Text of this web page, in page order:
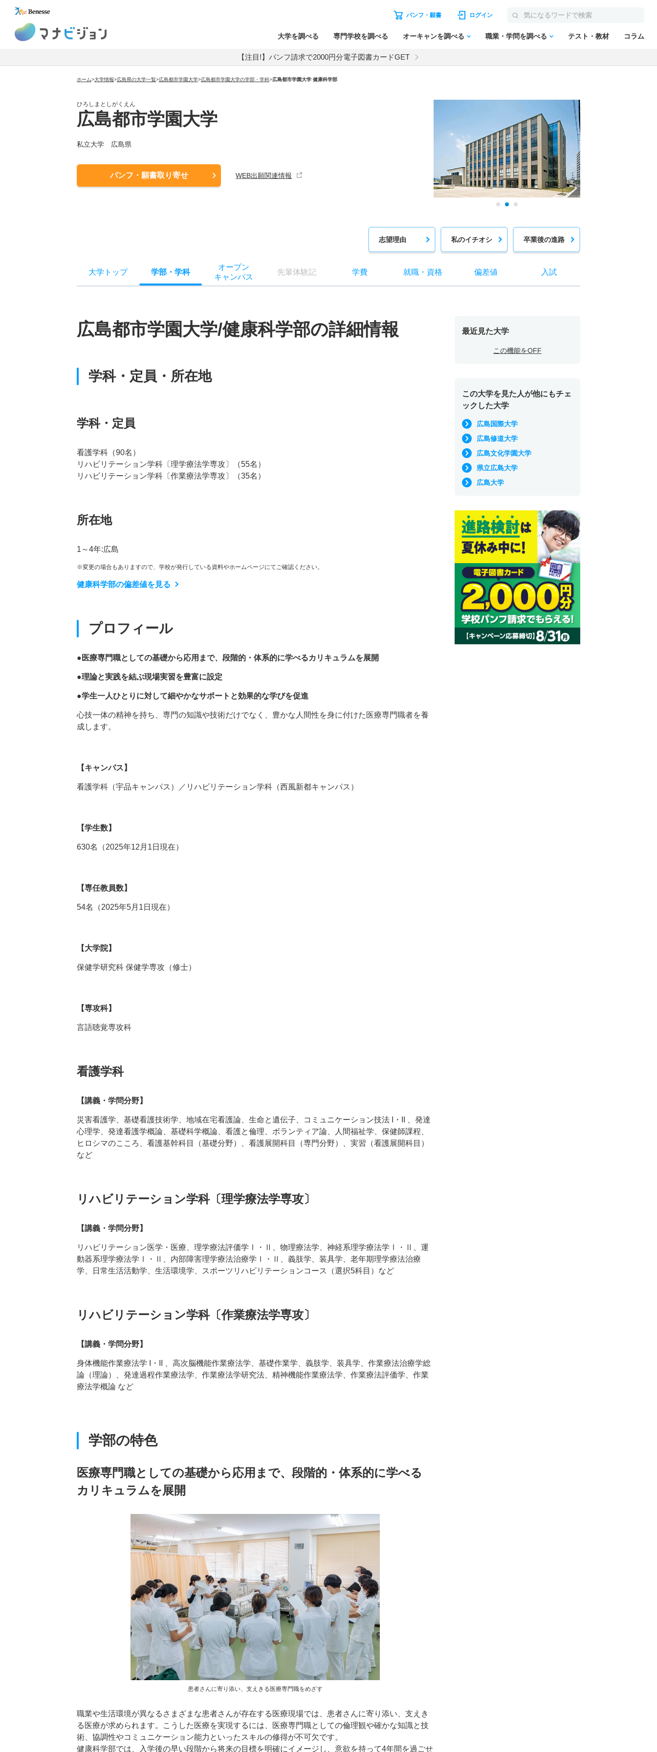
パンフ・願書 ログイン
大学を調べる 専門学校を調べる オーキャンを調べる 職業・学問を調べる テスト・教材 コラム
【注目!】パンフ請求で2000円分電子図書カードGET
ホーム>大学情報>広島県の大学一覧>広島都市学園大学>広島都市学園大学の学部・学科>広島都市学園大学 健康科学部
ひろしまとしがくえん
広島都市学園大学
私立大学 広島県
パンフ・願書取り寄せ WEB出願関連情報
志望理由 私のイチオシ 卒業後の進路
大学トップ 学部 ・ 学科
オープン
キャンパス
先輩体験記 学費 就職・ 資格 偏差値 入試
広島都市学園大学/健康科学部の詳細情報
学科・定員・所在地
学科・定員
看護学科（90名）
リハビリテーション学科〔理学療法学専攻〕（55名）
リハビリテーション学科〔作業療法学専攻〕（35名）
所在地
1～4年:広島
※変更の場合もありますので、学校が発行している資料やホームページにてご確認ください。
健康科学部の偏差値を見る
プロフィール
●医療専門職としての基礎から応用まで、段階的・体系的に学べるカリキュラムを展開
●理論と実践を結ぶ現場実習を豊富に設定
●学生一人ひとりに対して細やかなサポートと効果的な学びを促進
心技一体の精神を持ち、専門の知識や技術だけでなく、豊かな人間性を身に付けた医療専門職者を養
成します。
【キャンパス】
看護学科（宇品キャンパス）／リハビリテーション学科（西風新都キャンパス）
【学生数】
630名（2025年12月1日現在）
【専任教員数】
54名（2025年5月1日現在）
【大学院】
保健学研究科 保健学専攻（修士）
【専攻科】
言語聴覚専攻科
看護学科
【講義・学問分野】
災害看護学、基礎看護技術学、地域在宅看護論、生命と遺伝子、コミュニケーション技法 I・II 、発達
心理学、発達看護学概論、基礎科学概論、看護と倫理、ボランティア論、人間福祉学、保健師課程、
ヒロシマのこころ、看護基幹科目（基礎分野）、看護展開科目（専門分野）、実習（看護展開科目）
など
リハビリテーション学科〔理学療法学専攻〕
【講義・学問分野】
リハビリテーション医学・医療、理学療法評価学Ⅰ・Ⅱ、物理療法学、神経系理学療法学Ⅰ・Ⅱ、運
動器系理学療法学Ⅰ・Ⅱ、内部障害理学療法治療学Ⅰ・Ⅱ、義肢学、装具学、老年期理学療法治療
学、日常生活活動学、生活環境学、スポーツリハビリテーションコース（選択5科目）など
リハビリテーション学科〔作業療法学専攻〕
【講義・学問分野】
身体機能作業療法学 I・II 、高次脳機能作業療法学、基礎作業学、義肢学、装具学、作業療法治療学総
論（理論）、発達過程作業療法学、作業療法学研究法、精神機能作業療法学、作業療法評価学、作業
療法学概論 など
学部の特色
医療専門職としての基礎から応用まで、段階的・体系的に学べる
カリキュラムを展開
患者さんに寄り添い、支えきる医療専門職をめざす
職業や生活環境が異なるさまざまな患者さんが存在する医療現場では、患者さんに寄り添い、支えき
る医療が求められます。こうした医療を実現するには、医療専門職としての倫理観や確かな知識と技
術、協調性やコミュニケーション能力といったスキルの修得が不可欠です。
健康科学部では、入学後の早い段階から将来の目標を明確にイメージし、意欲を持って4年間を過ごせ
最近見た大学
この機能をOFF
この大学を見た人が他にもチェ
ックした大学
広島国際大学
広島修道大学
広島文化学園大学
県立広島大学
広島大学